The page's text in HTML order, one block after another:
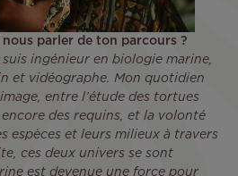
parler de ton parcours ?
suis ingénieur en biologie marine,
et vidéographe. Mon quotidien
entre l’étude des tortues
des requins, et la volonté
espèces et leurs milieux à travers
ces deux univers se sont
est devenue une force pour